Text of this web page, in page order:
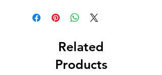
Related
Products